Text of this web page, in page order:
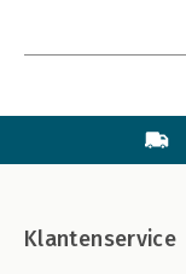
Klantenservice